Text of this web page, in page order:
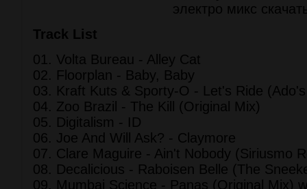
Track List
01. Volta Bureau - Alley Cat
02. Floorplan - Baby, Baby
03. Kraft Kuts & Sporty-O - Let's Ride
04. Zoo Brazil - The Kill (Original Mix)
05. Digitalism - ID
06. Joe And Will Ask? - Claymore
07. Clare Maguire - Ain't Nobody (Siriusmo
08. Decalicious - Raboisen Belle (The
09. Mumbai Science - Panas (Original Mix)